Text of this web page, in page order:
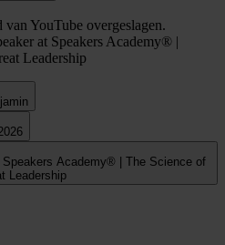
van YouTube overgeslagen.
at Speakers Academy® |
Leadership
Academy® | The Science of
Leadership